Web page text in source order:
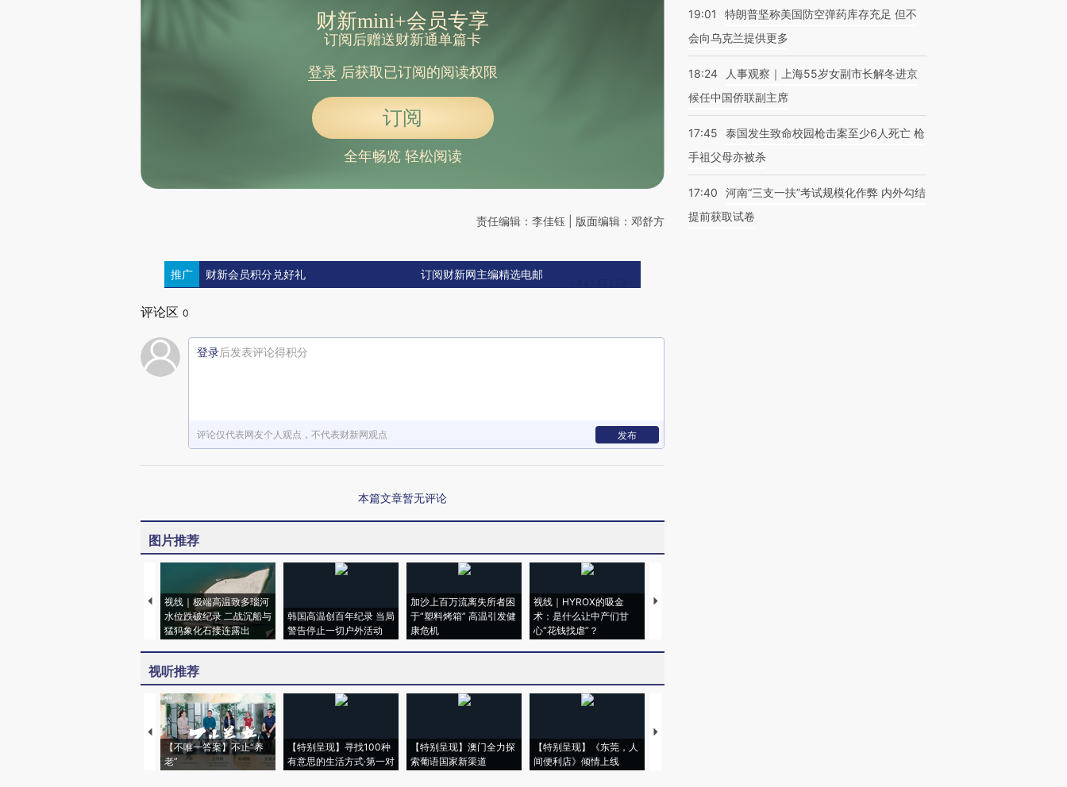
财新mini+会员专享
订阅后赠送财新通单篇卡
登录后获取已订阅的阅读权限
订阅
全年畅览 轻松阅读
责任编辑：李佳钰 | 版面编辑：邓舒方
推广 财新会员积分兑好礼 订阅财新网主编精选电邮
评论区 0
登录后发表评论得积分
评论仅代表网友个人观点，不代表财新网观点 发布
本篇文章暂无评论
图片推荐
视线｜极端高温致多瑙河
水位跌破纪录 二战沉船与
猛犸象化石接连露出
韩国高温创百年纪录 当局
警告停止一切户外活动
加沙上百万流离失所者困
于“塑料烤箱” 高温引发健
康危机
视线｜HYROX的吸金
术：是什么让中产们甘
心“花钱找虐”？
马航飞行员跨国走私7万
视听推荐
【不唯一答案】不止“养
老”
【特别呈现】寻找100种
有意思的生活方式·第一对
【特别呈现】澳门全力探
索葡语国家新渠道
【特别呈现】《东莞，人
间便利店》倾情上线
【推广】走进第四届链博
19:01
特朗普坚称美国防空弹药库存充足 但不
会向乌克兰提供更多
18:24
人事观察｜上海55岁女副市长解冬进京
候任中国侨联副主席
17:45
泰国发生致命校园枪击案至少6人死亡 枪
手祖父母亦被杀
17:40
河南“三支一扶”考试规模化作弊 内外勾结
提前获取试卷